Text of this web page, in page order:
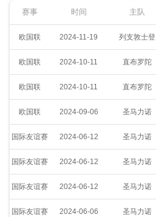
赛事 时间 主队
欧国联 2024-11-19 列支敦士登
欧国联 2024-10-11 直布罗陀
欧国联 2024-10-11 直布罗陀
欧国联 2024-09-06 圣马力诺
国际友谊赛 2024-06-12 圣马力诺
国际友谊赛 2024-06-12 圣马力诺
国际友谊赛 2024-06-12 圣马力诺
国际友谊赛 2024-06-06 圣马力诺